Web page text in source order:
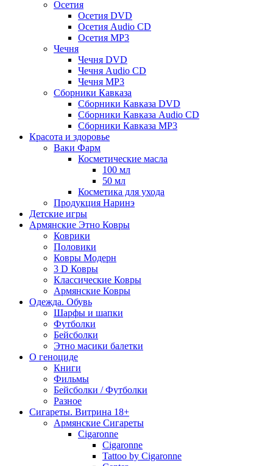
Осетия
Осетия DVD
Осетия Audio CD
Осетия MP3
Чечня
Чечня DVD
Чечня Audio CD
Чечня MP3
Сборники Кавказа
Сборники Кавказа DVD
Сборники Кавказа Audio CD
Сборники Кавказа MP3
Красота и здоровье
Ваки Фарм
Косметические масла
100 мл
50 мл
Косметика для ухода
Продукция Наринэ
Детские игры
Армянские Этно Ковры
Коврики
Половики
Ковры Модерн
3 D Ковры
Классические Ковры
Армянские Ковры
Одежда. Обувь
Шарфы и шапки
Футболки
Бейсболки
Этно масики балетки
О геноциде
Книги
Фильмы
Бейсболки / Футболки
Разное
Сигареты. Витрина 18+
Армянские Сигареты
Cigaronne
Cigaronne
Tattoo by Cigaronne